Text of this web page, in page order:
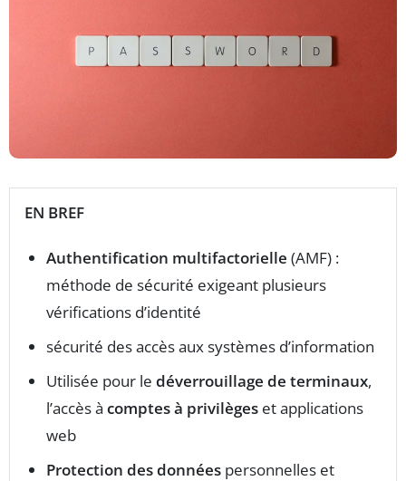
EN BREF
Authentification multifactorielle (AMF) :
méthode de sécurité exigeant plusieurs
vérifications d’identité
sécurité des accès aux systèmes d’information
Utilisée pour le déverrouillage de terminaux,
l’accès à comptes à privilèges et applications
web
Protection des données personnelles et